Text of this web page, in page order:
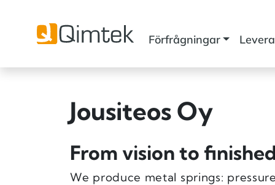
Förfrågningar
Jousiteos Oy
From vision to
We produce metal springs: